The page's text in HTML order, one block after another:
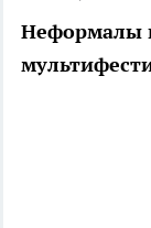
Неформалы